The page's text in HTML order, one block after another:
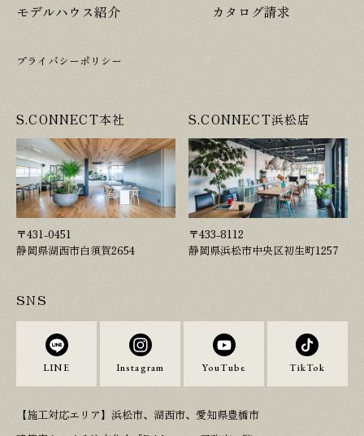
モデルハウス紹介
カタログ請求
プライバシーポリシー
S.CONNECT本社
〒431-0451
静岡県湖西市白須賀2654
S.CONNECT浜松店
〒433-8112
静岡県浜松市中央区初生町1257
SNS
LINE Instagram YouTube TikTok
【施工対応エリア】浜松市、湖西市、愛知県豊橋市